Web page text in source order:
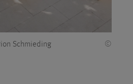
Schmieding ©